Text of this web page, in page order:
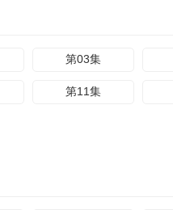
第03集
第11集